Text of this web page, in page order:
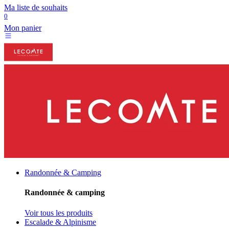
Ma liste de souhaits
0
Mon panier
Randonnée & Camping
Randonnée & camping
Voir tous les produits
Escalade & Alpinisme